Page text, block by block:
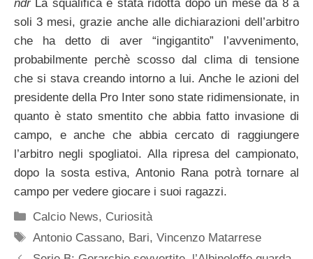
ndrLa squalifica è stata ridotta dopo un mese da 8 a
soli 3 mesi, grazie anche alle dichiarazioni dell’arbitro
che ha detto di aver “ingigantito” l’avvenimento,
probabilmente perchè scosso dal clima di tensione
che si stava creando intorno a lui. Anche le azioni del
presidente della Pro Inter sono state ridimensionate, in
quanto è stato smentito che abbia fatto invasione di
campo, e anche che abbia cercato di raggiungere
l’arbitro negli spogliatoi. Alla ripresa del campionato,
dopo la sosta estiva, Antonio Rana potrà tornare al
campo per vedere giocare i suoi ragazzi.
Categorie
Calcio News, Curiosità
Tag
Antonio Cassano, Bari,Vincenzo Matarrese